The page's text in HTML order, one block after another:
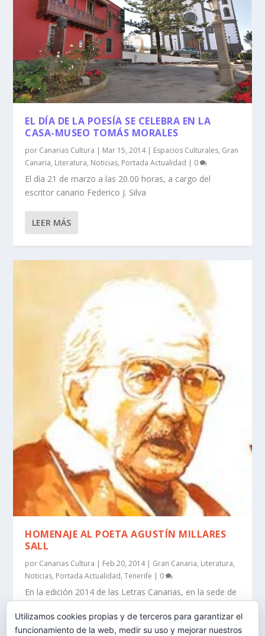
EL DÍA DE LA POESÍA SE CELEBRA EN LA
CASA-MUSEO TOMÁS MORALES
por Canarias Cultura | Mar 15, 2014| Espacios Culturales, Gran
Canaria, Literatura, Noticias, Portada Actualidad | 0
El día 21 de marzo a las 20.00 horas, a cargo del
escritor canario Federico J. Silva
LEER MÁS
HOMENAJE AL POETA AGUSTÍN MILLARES
SALL
por Canarias Cultura | Feb 20, 2014| Gran Canaria, Literatura,
Noticias, Portada Actualidad,Tenerife | 0
En la edición 2014 de las Letras Canarias, en la sede de
Utilizamos cookies propias y de terceros para garantizar el
funcionamiento de la web, medir su uso y mejorar nuestros